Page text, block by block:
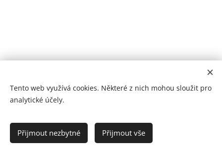
Cookies
Tento web využívá cookies. Některé z nich mohou sloužit pro
analytické účely.
Přijmout nezbytné Přijmout vše